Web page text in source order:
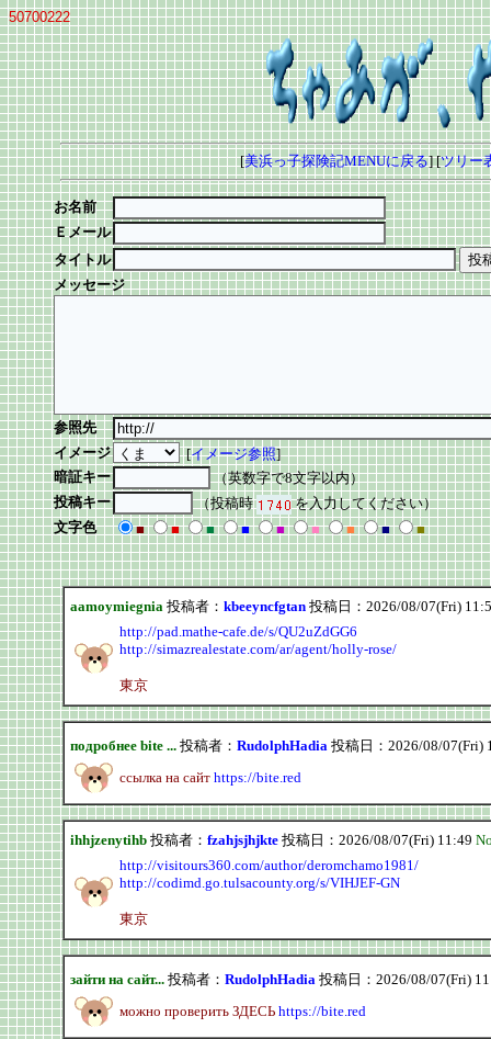
50700222
[美浜っ子探険記MENUに戻る] [ツリー
お名前
Ｅメール
タイトル
メッセージ
参照先
イメージ
[イメージ参照]
暗証キー
（英数字で8文字以内）
投稿キー
（投稿時
を入力してください）
文字色
■ ■ ■ ■ ■ ■ ■ ■ ■
aamoymiegnia 投稿者： kbeeyncfgtan投稿日：2026/08/07(Fri)
http://pad.mathe-cafe.de/s/QU2uZdGG6
http://simazrealestate.com/ar/agent/holly-rose/
東京
подробнее bite ...投稿者： RudolphHadia 投稿日：2026/08/07(Fri)
ссылка на сайт https://bite.red
ihhjzenytihb投稿者： fzahjsjhjkte投稿日：2026/08/07(Fri) 11:49
http://visitours360.com/author/deromchamo1981/
http://codimd.go.tulsacounty.org/s/VIHJEF-GN
東京
зайти на сайт...投稿者： RudolphHadia 投稿日：2026/08/07(Fri)
можно проверить ЗДЕСЬ https://bite.red